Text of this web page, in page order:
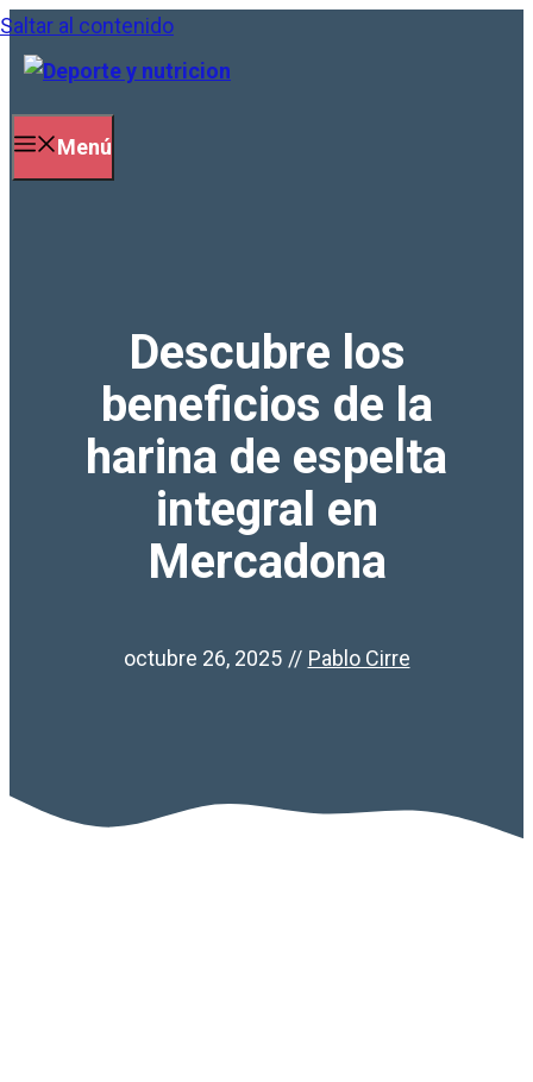
Saltar al contenido
Menú
Descubre los
beneficios de la
harina de espelta
integral en
Mercadona
octubre 26, 2025 // Pablo Cirre